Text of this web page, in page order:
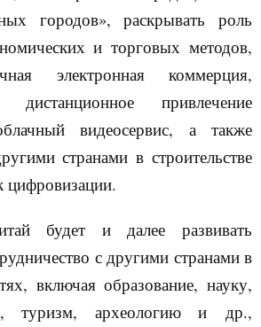
городов», раскрывать роль
и торговых методов,
электронная коммерция,
дистанционное привлечение
видеосервис, а также
странами в строительстве
цифровизации.
будет и далее развивать
с другими странами в
включая образование, науку,
туризм, археологию и
др.,